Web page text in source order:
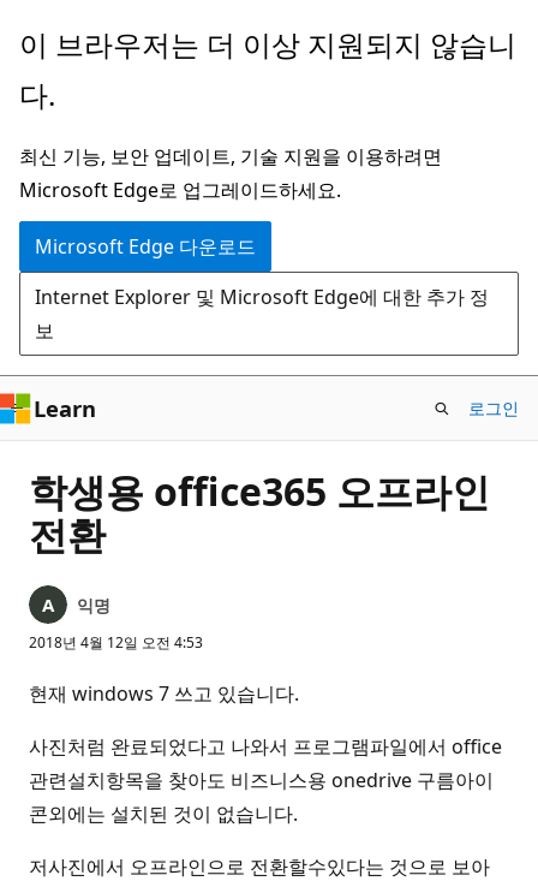
주
콘
츠
로
건
너
뛰
기
이 브라우저는 더 이상 지원되지 않습니
다.
최신 기능, 보안 업데이트, 기술 지원을 이용하려면
Microsoft Edge로 업그레이드하세요.
Microsoft Edge 다운로드
Internet Explorer 및 Microsoft Edge에 대한 추가 정
보
Learn 로그인
학생용 office365 오프라인
전환
익명
2018년 4월 12일 오전 4:53
현재 windows 7 쓰고 있습니다.
사진처럼 완료되었다고 나와서 프로그램파일에서 office
관련설치항목을 찾아도 비즈니스용 onedrive 구름아이
콘외에는 설치된 것이 없습니다.
저사진에서 오프라인으로 전환할수있다는 것으로 보아